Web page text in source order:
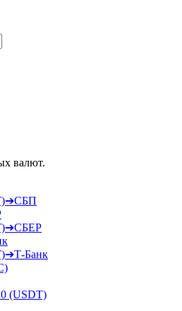
валют.
Банк
(USDT)